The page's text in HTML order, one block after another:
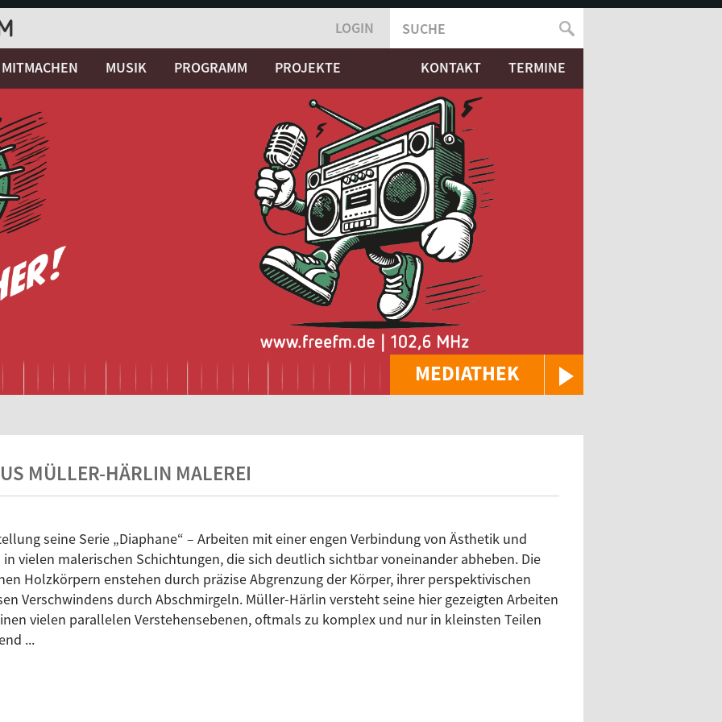
MEDIATHEK
LOGIN
SUCHFORMULAR
SUCHE
MITMACHEN MUSIK PROGRAMM PROJEKTE KONTAKT TERMINE
MÜLLER-HÄRLIN MALEREI
seine Serie „Diaphane“ – Arbeiten mit einer engen Verbindung von Ästhetik und
vielen malerischen Schichtungen, die sich deutlich sichtbar voneinander abheben. Die
Holzkörpern enstehen durch präzise Abgrenzung der Körper, ihrer perspektivischen
Verschwindens durch Abschmirgeln. Müller-Härlin versteht seine hier gezeigten Arbeiten
vielen parallelen Verstehensebenen, oftmals zu komplex und nur in kleinsten Teilen
...